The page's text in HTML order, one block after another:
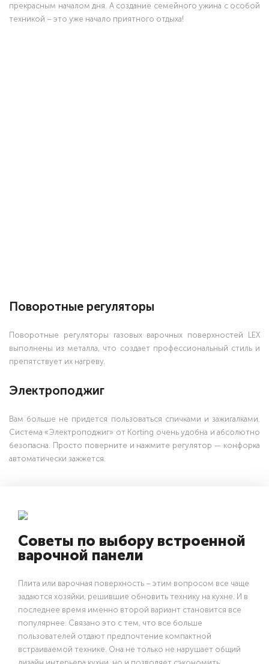
прекрасным началом дня. А создание семейного ужина с особой
техникой – это уже начало приятного отдыха!
Поворотные регуляторы
Поворотные регуляторы газовых варочных поверхностей LEX
выполнены из металла, что создает профессиональный стиль и
препятствует их нагреву.
Электроподжиг
Вам больше не придется пользоваться спичками и зажигалками.
Система «Электроподжиг» от Korting очень удобна и абсолютно
безопасна. Просто поверните и нажмите регулятор — конфорка
автоматически зажжется.
Советы по выбору встроенной
варочной панели
Плита или варочная поверхность – этим вопросом все чаще
задаются хозяйки, решившие обновить технику на кухне. И в
последнее время именно второй вариант становится все
популярнее. Связано это с тем, что все больше
пользователей отдают предпочтение компактной
встраиваемой технике. Она не только не нарушает общий